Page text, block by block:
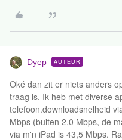
Dyep AUTEUR
Oké dan zit er niets anders
traag is. Ik heb met diverse
telefoon.downloadsnelheid
Mbps (buiten 2,0 Mbps, de
via m'n iPad is 43,5 Mbps.